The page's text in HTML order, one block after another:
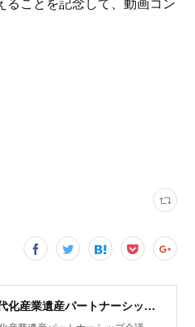
かごしま近代化産業遺産パートナーシップ会議